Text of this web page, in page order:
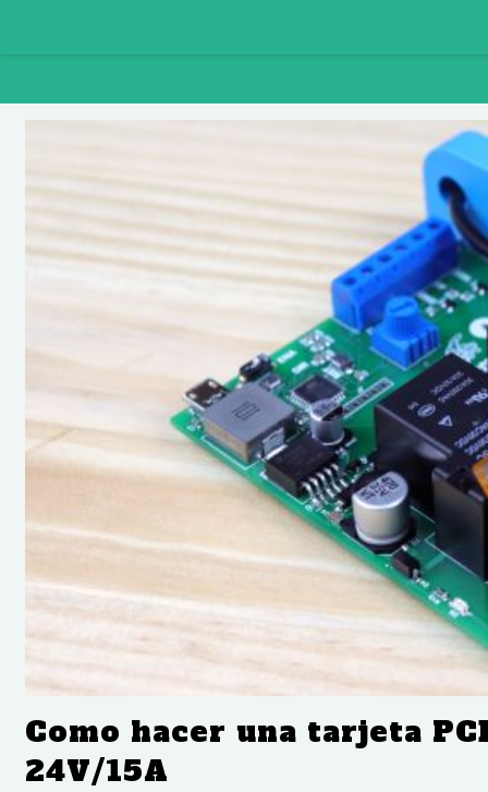
Como hacer una tarjeta
24V/15A